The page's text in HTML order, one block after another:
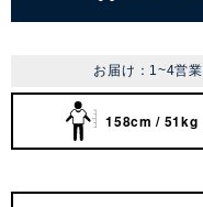
お届け：1~4営
158cm / 51kg